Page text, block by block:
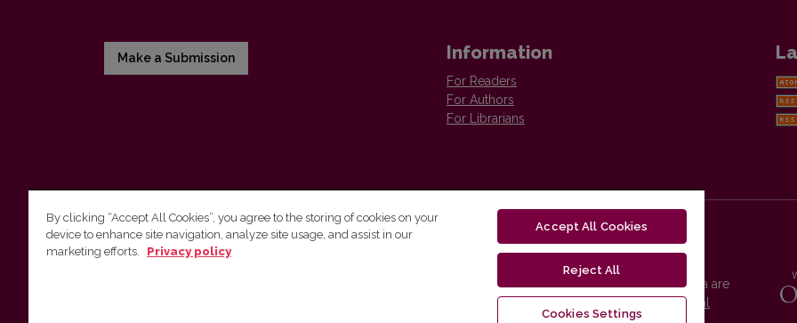
Make a Submission Information
For Readers
For Authors
For Librarians
Vilniaus universiteto leidykla
Vilnius University Press platform and metadata are
distributed by
Creative Commons International
By clicking “Accept All Cookies”, you agree to the storing of cookies on your
device to enhance site navigation, analyze site usage, and assist in our
marketing efforts.
Privacy policy
Accept All Cookies
Reject All
Cookies Settings